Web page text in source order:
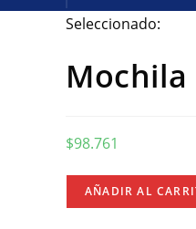
Seleccionado:
$98.761
Mochila
Infantil
AÑADIR AL